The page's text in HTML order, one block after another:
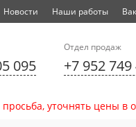
Новости Наши работы
095
Отдел продаж
+7 952
уточнять цены в